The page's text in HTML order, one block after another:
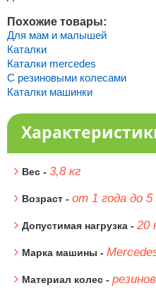
Похожие товары:
Для мам и малышей
Каталки
Каталки mercedes
С резиновыми колесами
Каталки машинки
Вес - 3,8 кг
Возраст - от 1 года до
Допустимая нагрузка - 20
Марка машины -
Материал колес -